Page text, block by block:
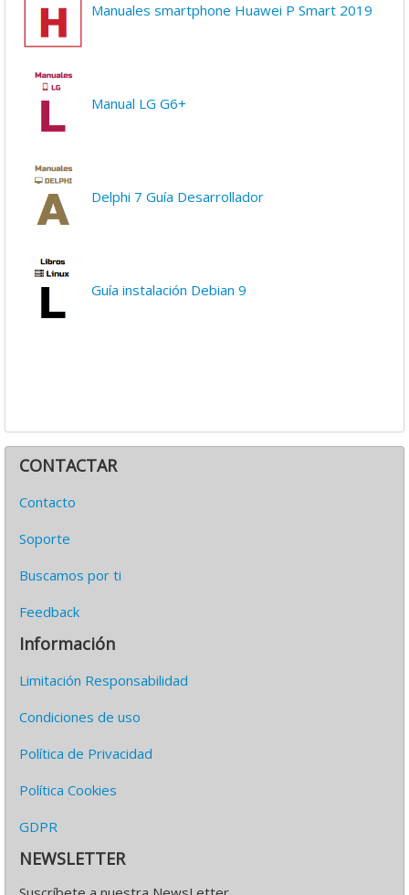
Manuales smartphone Huawei P Smart 2019
Manual LG G6+
Delphi 7 Guía Desarrollador
Guía instalación Debian 9
CONTACTAR
Contacto
Soporte
Buscamos por ti
Feedback
Información
Limitación Responsabilidad
Condiciones de uso
Política de Privacidad
Política Cookies
GDPR
NEWSLETTER